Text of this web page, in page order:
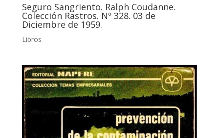
Seguro Sangriento. Ralph Coudanne.
Colección Rastros. Nº 328. 03 de
Diciembre de 1959.
Libros